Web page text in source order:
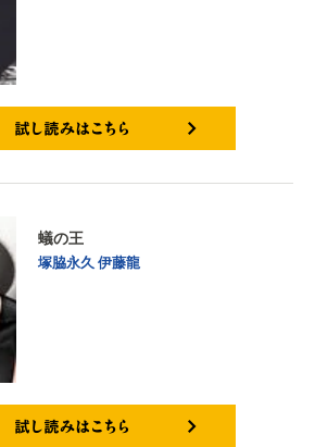
蟻の王
塚脇永久伊藤龍